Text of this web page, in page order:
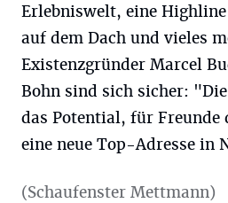
Erlebniswelt, eine
auf dem Dach und vieles
Existenzgründer Marcel
Bohn sind sich sicher:
das Potential, für Freunde
eine neue Top-Adresse in
(Schaufenster Mettmann)